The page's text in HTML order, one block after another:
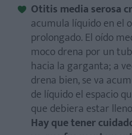
Otitis media serosa
acumula líquido en el
prolongado. El oído
moco drena por un
hacia la garganta; a
drena bien, se va
de líquido el espacio
que debiera estar
Hay que tener